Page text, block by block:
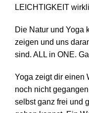
LEICHTIGKEIT
Die Natur und Yoga
zeigen und uns
sind. ALL in ONE.
Yoga zeigt dir einen
noch nicht
selbst ganz frei und